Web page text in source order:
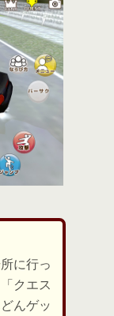
に行っ
クエス
んゲッ